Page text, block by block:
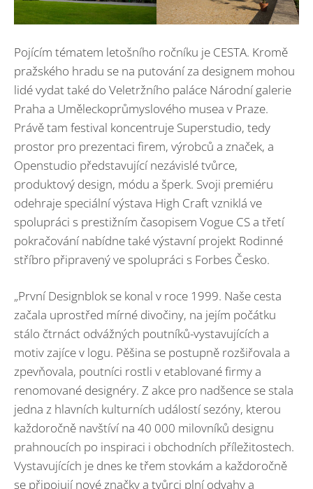
Pojícím tématem letošního ročníku je CESTA. Kromě
pražského hradu se na putování za designem mohou
lidé vydat také do Veletržního paláce Národní galerie
Praha a Uměleckoprůmyslového musea v Praze.
Právě tam festival koncentruje Superstudio, tedy
prostor pro prezentaci firem, výrobců a značek, a
Openstudio představující nezávislé tvůrce,
produktový design, módu a šperk. Svoji premiéru
odehraje speciální výstava High Craft vzniklá ve
spolupráci s prestižním časopisem Vogue CS a třetí
pokračování nabídne také výstavní projekt Rodinné
stříbro připravený ve spolupráci s Forbes Česko.
„První Designblok se konal v roce 1999. Naše cesta
začala uprostřed mírné divočiny, na jejím počátku
stálo čtrnáct odvážných poutníků-vystavujících a
motiv zajíce v logu. Pěšina se postupně rozšiřovala a
zpevňovala, poutníci rostli v etablované firmy a
renomované designéry. Z akce pro nadšence se stala
jedna z hlavních kulturních událostí sezóny, kterou
každoročně navštíví na 40 000 milovníků designu
prahnoucích po inspiraci i obchodních příležitostech.
Vystavujících je dnes ke třem stovkám a každoročně
se připojují nové značky a tvůrci plní odvahy a